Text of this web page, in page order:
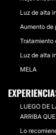
Luz de alta
Aumento de
Tratamiento
Luz de alta
MELA
LUEGO DE
ARRIBA
Lo